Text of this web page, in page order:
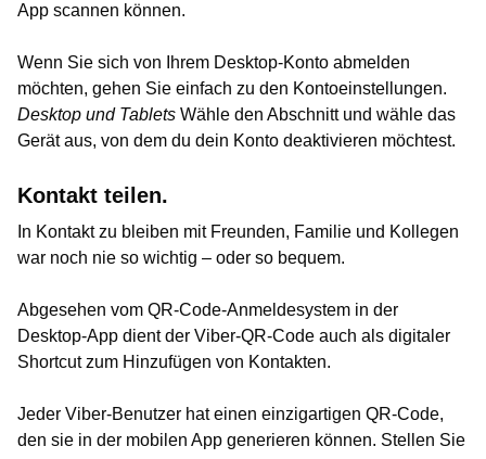
App scannen können.
Wenn Sie sich von Ihrem Desktop-Konto abmelden
möchten, gehen Sie einfach zu den Kontoeinstellungen.
Desktop und Tablets Wähle den Abschnitt und wähle das
Gerät aus, von dem du dein Konto deaktivieren möchtest.
Kontakt teilen.
In Kontakt zu bleiben mit Freunden, Familie und Kollegen
war noch nie so wichtig – oder so bequem.
Abgesehen vom QR-Code-Anmeldesystem in der
Desktop-App dient der Viber-QR-Code auch als digitaler
Shortcut zum Hinzufügen von Kontakten.
Jeder Viber-Benutzer hat einen einzigartigen QR-Code,
den sie in der mobilen App generieren können. Stellen Sie